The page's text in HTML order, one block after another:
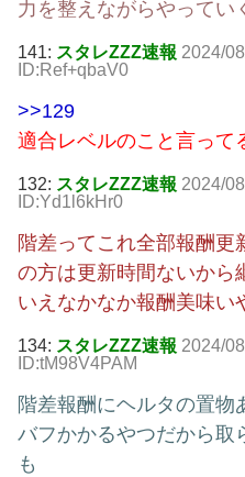
力を整えながらやってい
141: スタレZZZ速報 2024/
ID:Ref+qbaV0
>>129
適合レベルのこと言って
132: スタレZZZ速報 2024/
ID:Yd1l6kHr0
階差ってこれ全部報酬更
の方は更新時間ないから
いえなかなか報酬美味い
134: スタレZZZ速報 2024/
ID:tM98V4PAM
階差報酬にヘルタの置物
バフかかるやつだから取
も